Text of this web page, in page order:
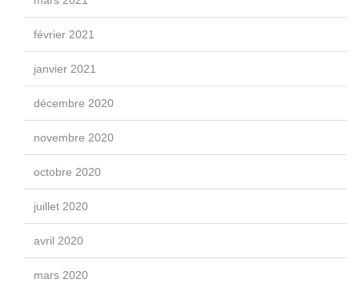
février 2021
janvier 2021
décembre 2020
novembre 2020
octobre 2020
juillet 2020
avril 2020
mars 2020